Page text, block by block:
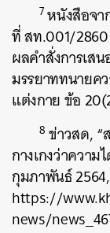
7หนังสือจา
ที่ สท.001/2860
ผลคำสั่งการเส
มรรยาททนายค
แต่งกาย ข้อ
8 ข่าวสด,
กางเกงว่าควา
กุมภาพันธ์ 2564,
https://
news/